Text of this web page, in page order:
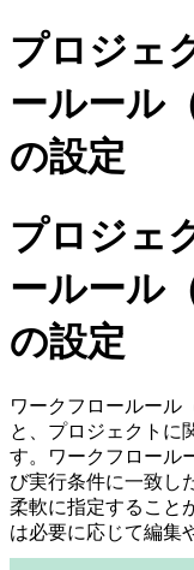
プロジェ
ールール
の設定
プロジェ
ールール
の設定
ワークフロールール
と、プロジェクトに
す。ワークフロール
び実行条件に一致し
柔軟に指定すること
は必要に応じて編集